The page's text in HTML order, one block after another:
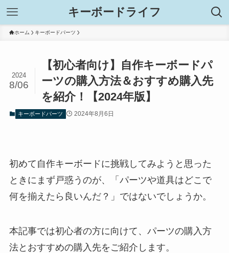
キーボードライフ
ホーム キーボードパーツ
【初心者向け】自作キーボードパ
ーツの購入方法＆おすすめ購入先
を紹介！【2024年版】
2024
8/06
キーボードパーツ 2024年8月6日
初めて自作キーボードに挑戦してみようと思った
ときにまず戸惑うのが、「パーツや道具はどこで
何を揃えたら良いんだ？」ではないでしょうか。
本記事では初心者の方に向けて、パーツの購入方
法とおすすめの購入先をご紹介します。